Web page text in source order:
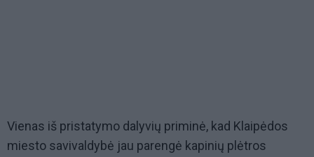
Vienas iš pristatymo dalyvių priminė, kad Klaipėdos
miesto savivaldybė jau parengė kapinių plėtros